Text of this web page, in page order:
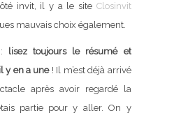
invit, il y a le site Closinvit
mauvais choix également.
lisez toujours le résumé et
y en a une! Il m’est déjà arrivé
après avoir regardé la
partie pour y aller. On y